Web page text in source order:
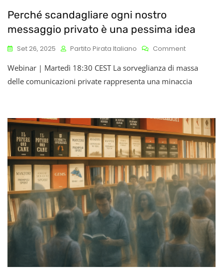
Perché scandagliare ogni nostro
messaggio privato è una pessima idea
Set 26, 2025 Partito Pirata Italiano CommentOn
Ogni
È
Una
Pessima
Idea
Webinar | Martedì 18:30 CEST La sorveglianza di massa
delle comunicazioni private rappresenta una minaccia